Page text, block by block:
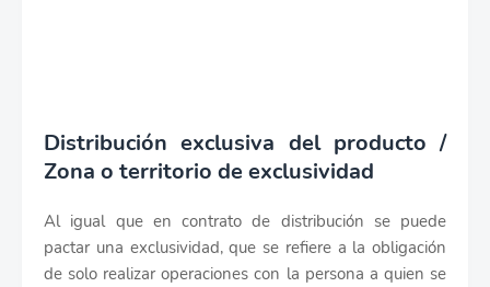
Distribución exclusiva del producto /
Zona o territorio de exclusividad
Al igual que en contrato de distribución se puede
pactar una exclusividad, que se refiere a la obligación
de solo realizar operaciones con la persona a quien se